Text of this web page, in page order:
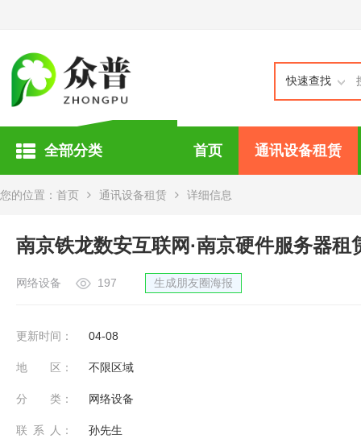
快速查找
全部分类 首页 通讯设备租赁
您的位置： 首页 通讯设备租赁 详细信息
南京铁龙数安互联网·南京硬件服务器
网络设备 197 生成朋友圈海报
更新时间： 04-08
地 区： 不限区域
分 类： 网络设备
联 系 人： 孙先生